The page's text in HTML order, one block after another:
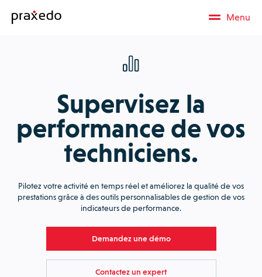
Menu
Supervisez la
performance de vos
techniciens.
Pilotez votre activité en temps réel et améliorez la qualité de vos
prestations grâce à des outils personnalisables de gestion de vos
indicateurs de performance.
Demandez une démo
Contactez un expert